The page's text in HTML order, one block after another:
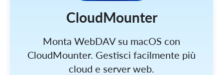
CloudMounter
Monta WebDAV su macOS con
CloudMounter. Gestisci facilmente più
cloud e server web.